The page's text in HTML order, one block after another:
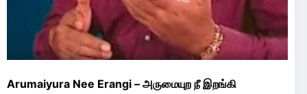
Arumaiyura Nee Erangi – அருமையுற நீ இறங்கி